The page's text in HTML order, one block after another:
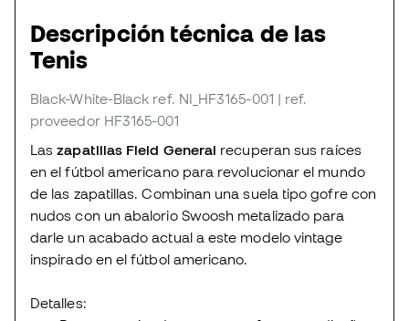
Descripción técnica de las
Tenis
Black-White-Black ref. NI_HF3165-001 | ref.
proveedor HF3165-001
Las zapatillas Field General recuperan sus raíces
en el fútbol americano para revolucionar el mundo
de las zapatillas. Combinan una suela tipo gofre con
nudos con un abalorio Swoosh metalizado para
darle un acabado actual a este modelo vintage
inspirado en el fútbol americano.
Detalles: